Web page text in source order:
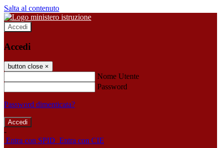
Salta al contenuto
Accedi
Accedi
button close ×
Nome Utente
Password
Password dimenticata?
-
Entra con SPID Entra con CIE